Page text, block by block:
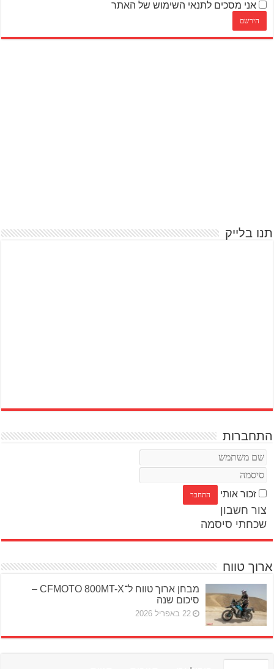
אני מסכים לתנאי השימוש של האתר
תנו בלייק
התחברות
זכור אותי
צור חשבון
שכחתי סיסמה
ארוך טווח
מבחן ארוך טווח ל־CFMOTO 800MT-X –
סיכום שנה
22 באפריל 2026